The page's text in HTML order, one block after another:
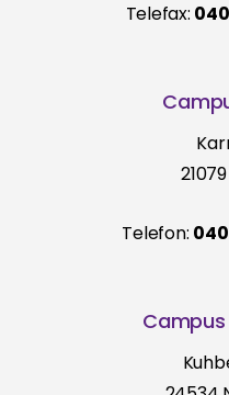
Telefax:
Telefon: 040